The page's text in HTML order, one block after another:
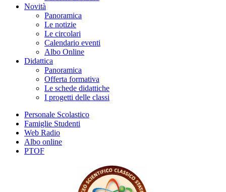
Novità
Panoramica
Le notizie
Le circolari
Calendario eventi
Albo Online
Didattica
Panoramica
Offerta formativa
Le schede didattiche
I progetti delle classi
Personale Scolastico
Famiglie Studenti
Web Radio
Albo online
PTOF